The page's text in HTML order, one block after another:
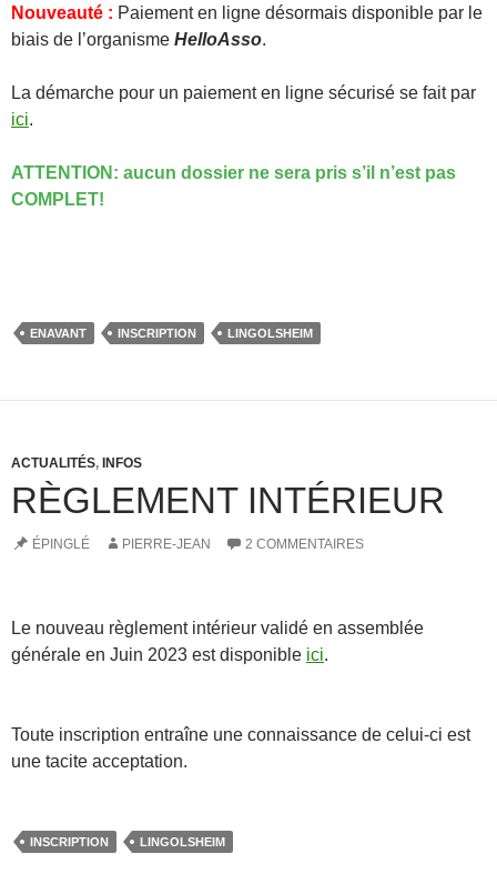
Nouveauté : Paiement en ligne désormais disponible par le
biais de l’organisme HelloAsso.
La démarche pour un paiement en ligne sécurisé se fait par
ici.
ATTENTION: aucun dossier ne sera pris s’il n’est pas
COMPLET!
ENAVANT INSCRIPTION LINGOLSHEIM
ACTUALITÉS, INFOS
RÈGLEMENT INTÉRIEUR
ÉPINGLÉ PIERRE-JEAN 2 COMMENTAIRES
Le nouveau règlement intérieur validé en assemblée
générale en Juin 2023 est disponible ici.
Toute inscription entraîne une connaissance de celui-ci est
une tacite acceptation.
INSCRIPTION LINGOLSHEIM